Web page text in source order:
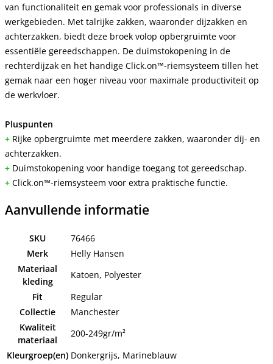
van functionaliteit en gemak voor professionals in diverse
werkgebieden. Met talrijke zakken, waaronder dijzakken en
achterzakken, biedt deze broek volop opbergruimte voor
essentiële gereedschappen. De duimstokopening in de
rechterdijzak en het handige Click.on™-riemsysteem tillen het
gemak naar een hoger niveau voor maximale productiviteit op
de werkvloer.
Pluspunten
+ Rijke opbergruimte met meerdere zakken, waaronder dij- en
achterzakken.
+ Duimstokopening voor handige toegang tot gereedschap.
+ Click.on™-riemsysteem voor extra praktische functie.
Aanvullende informatie
SKU
76466
Merk
Helly Hansen
Materiaal
kleding
Katoen, Polyester
Fit
Regular
Collectie
Manchester
Kwaliteit
materiaal
200-249gr/m²
Kleurgroep(en) Donkergrijs, Marineblauw